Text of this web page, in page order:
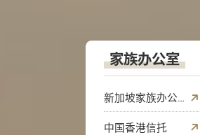
家族办公室
新加坡家族办公室
中国香港信托